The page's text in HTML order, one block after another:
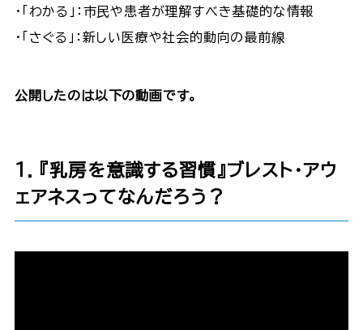
・「わかる」：市民や患者が理解すべき基礎的な情報
・「さぐる」：新しい医療や社会的動向の最前線
公開したのは以下の動画です。
１. 『乳房を意識する習慣』ブレスト・アウ
ェアネスってなんだろう？